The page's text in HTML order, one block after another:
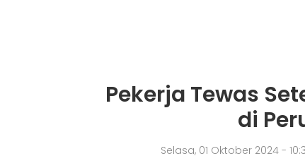
Pekerja Tewas
di
Selasa, 01 Oktober 2024 -